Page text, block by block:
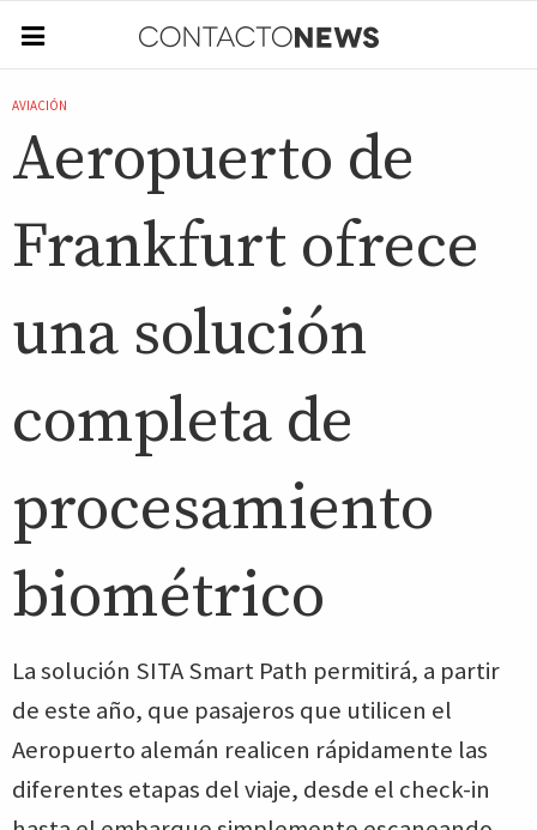
AVIACIÓN
Aeropuerto de
Frankfurt ofrece
una solución
completa de
procesamiento
biométrico
La solución SITA Smart Path permitirá, a partir
de este año, que pasajeros que utilicen el
Aeropuerto alemán realicen rápidamente las
diferentes etapas del viaje, desde el check-in